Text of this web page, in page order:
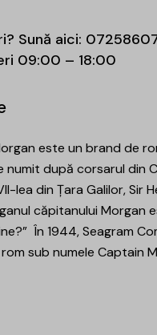
Sună aici:
09:00 – 18:00
este un brand de
numit după corsarul din
lea din Țara Galilor, Sir
căpitanului Morgan
În 1944, Seagram
sub numele Captain